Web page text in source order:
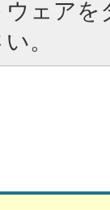
ェア
。